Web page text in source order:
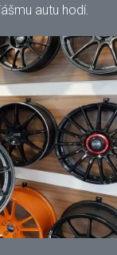
autu hodí.